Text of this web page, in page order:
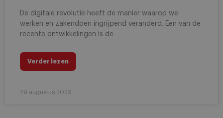
De digitale revolutie heeft de manier waarop we
werken en zakendoen ingrijpend veranderd. Een van de
recente ontwikkelingen is de
Verder lezen
29 augustus 2023